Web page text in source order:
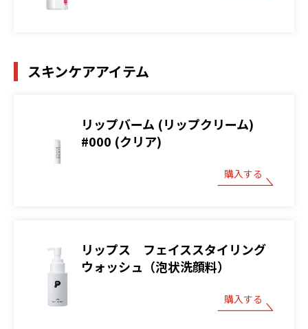
スキンケアアイテム
リップバーム (リップクリーム)
#000 (クリア)
購入する
リップス フェイススタイリング
ウォッシュ（泡状洗顔料）
購入する